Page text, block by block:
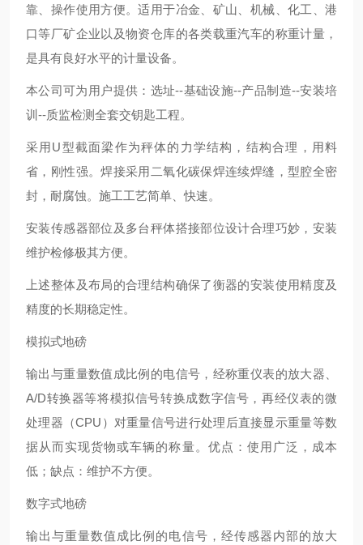
靠、操作使用方便。适用于冶金、矿山、机械、化工、港
口等厂矿企业以及物资仓库的各类载重汽车的称重计量，
是具有良好水平的计量设备。
本公司可为用户提供：选址--基础设施--产品制造--安装培
训--质监检测全套交钥匙工程。
采用U型截面梁作为秤体的力学结构，结构合理，用料
省，刚性强。焊接采用二氧化碳保焊连续焊缝，型腔全密
封，耐腐蚀。施工工艺简单、快速。
安装传感器部位及多台秤体搭接部位设计合理巧妙，安装
维护检修极其方便。
上述整体及布局的合理结构确保了衡器的安装使用精度及
精度的长期稳定性。
模拟式地磅
输出与重量数值成比例的电信号，经称重仪表的放大器、
A/D转换器等将模拟信号转换成数字信号，再经仪表的微
处理器（CPU）对重量信号进行处理后直接显示重量等数
据从而实现货物或车辆的称量。优点：使用广泛，成本
低；缺点：维护不方便。
数字式地磅
输出与重量数值成比例的电信号，经传感器内部的放大